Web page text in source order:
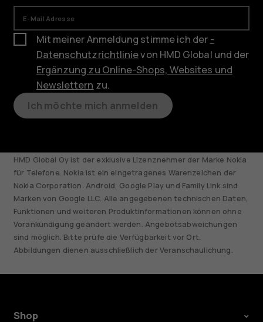
E-Mail Adresse
Mit meiner Anmeldung stimme ich der -
Datenschutzrichtlinievon HMD Global und der
Ergänzung zu Online-Shops, Websites und
Newslettern zu.
Ich möchte mich anmelden
HMD Global Oy ist der exklusive Lizenznehmer der Marke Nokia
für Telefone. Nokia ist ein eingetragenes Warenzeichen der
Nokia Corporation. Android, Google Play und Family Link sind
Marken von Google LLC. Alle angegebenen technischen Daten,
Funktionen und weiteren Produktinformationen können ohne
Vorankündigung geändert werden. Angebotsabweichungen
sind möglich. Bitte prüfe die Verfügbarkeit vor Ort.
Abbildungen dienen ausschließlich der Veranschaulichung.
Shop